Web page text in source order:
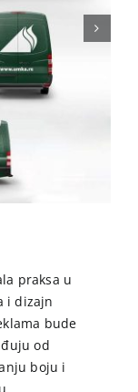
praksa u
i dizajn
bude
od
boju i